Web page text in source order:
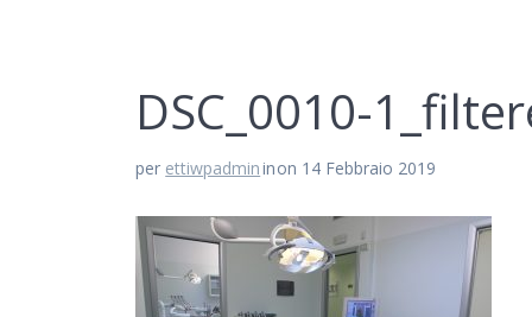
DSC_0010-
per ettiwpadmininon 14 Febbraio 2019